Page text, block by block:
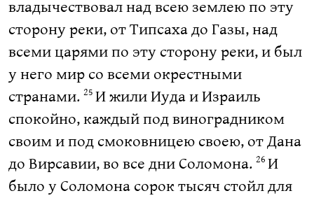
владычествовал над всею землею по эту
сторону реки, от Типсаха до Газы, над
всеми царями по эту сторону реки, и был
у него мир со всеми окрестными
странами. 25 И жили Иуда и Израиль
спокойно, каждый под виноградником
своим и под смоковницею своею, от Дана
до Вирсавии, во все дни Соломона. 26 И
было у Соломона сорок тысяч стойл для